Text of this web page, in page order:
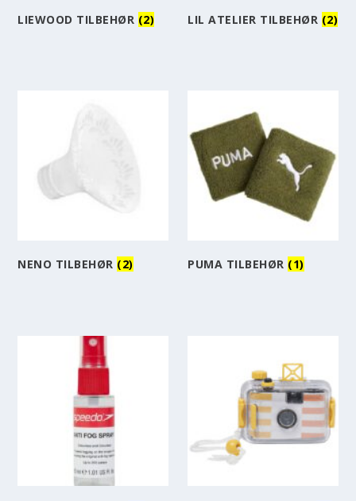
LIEWOOD TILBEHØR (2) LIL ATELIER TILBEHØR (2)
NENO TILBEHØR (2) PUMA TILBEHØR (1)